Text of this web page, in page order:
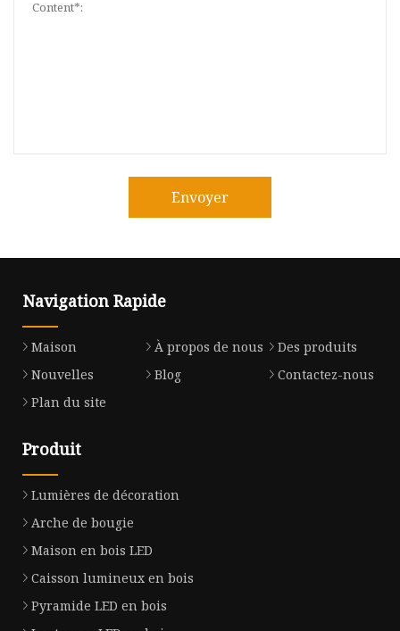
Envoyer
Navigation Rapide
Maison À propos de nous
Des produits
Nouvelles
Blog
Contactez-nous
Plan du site
Produit
Lumières de décoration
Arche de bougie
Maison en bois LED
Caisson lumineux en bois
Pyramide LED en bois